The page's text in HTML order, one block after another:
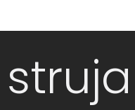
struja